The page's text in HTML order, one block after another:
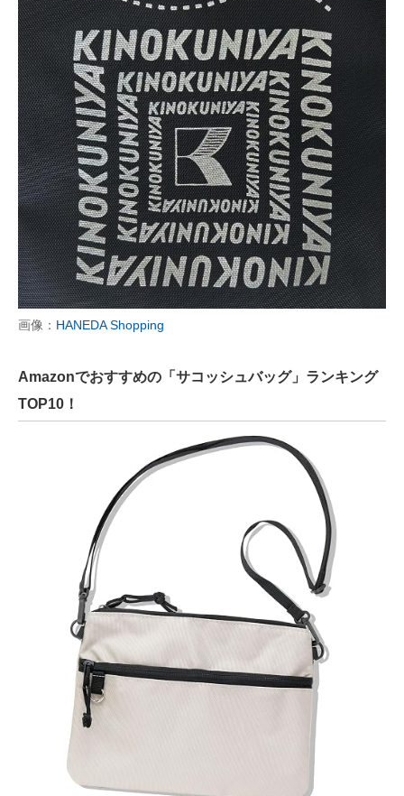
画像： HANEDA Shopping
Amazonでおすすめの「サコッシュバッグ」ランキング
TOP10！